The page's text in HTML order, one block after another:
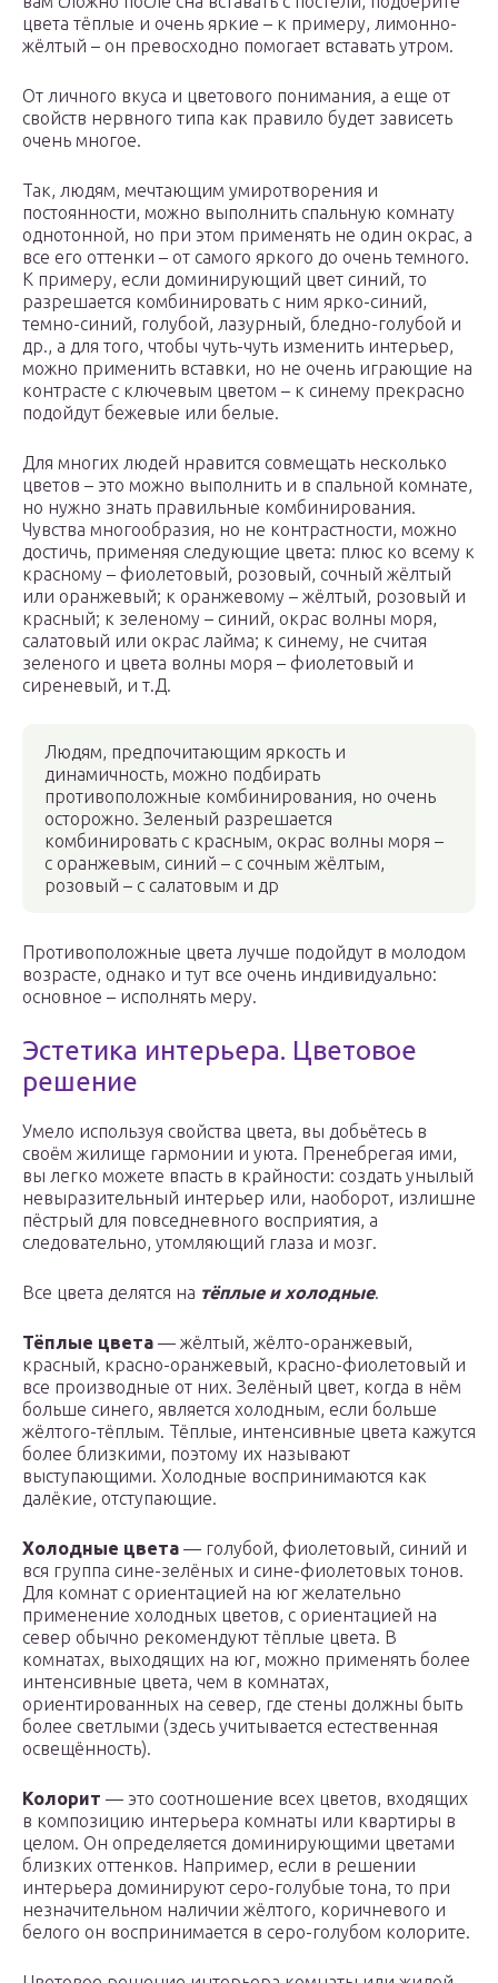
цвета тёплые и очень яркие – к примеру, лимонно-
жёлтый – он превосходно помогает вставать утром.
От личного вкуса и цветового понимания, а еще от
свойств нервного типа как правило будет зависеть
очень многое.
Так, людям, мечтающим умиротворения и
постоянности, можно выполнить спальную комнату
однотонной, но при этом применять не один окрас, а
все его оттенки – от самого яркого до очень темного.
К примеру, если доминирующий цвет синий, то
разрешается комбинировать с ним ярко-синий,
темно-синий, голубой, лазурный, бледно-голубой и
др., а для того, чтобы чуть-чуть изменить интерьер,
можно применить вставки, но не очень играющие на
контрасте с ключевым цветом – к синему прекрасно
подойдут бежевые или белые.
Для многих людей нравится совмещать несколько
цветов – это можно выполнить и в спальной комнате,
но нужно знать правильные комбинирования.
Чувства многообразия, но не контрастности, можно
достичь, применяя следующие цвета: плюс ко всему к
красному – фиолетовый, розовый, сочный жёлтый
или оранжевый; к оранжевому – жёлтый, розовый и
красный; к зеленому – синий, окрас волны моря,
салатовый или окрас лайма; к синему, не считая
зеленого и цвета волны моря – фиолетовый и
сиреневый, и т.Д.
Людям, предпочитающим яркость и
динамичность, можно подбирать
противоположные комбинирования, но очень
осторожно. Зеленый разрешается
комбинировать с красным, окрас волны моря –
с оранжевым, синий – с сочным жёлтым,
розовый – с салатовым и др
Противоположные цвета лучше подойдут в молодом
возрасте, однако и тут все очень индивидуально:
основное – исполнять меру.
Эстетика интерьера. Цветовое
решение
Умело используя свойства цвета, вы добьётесь в
своём жилище гармонии и уюта. Пренебрегая ими,
вы легко можете впасть в крайности: создать унылый
невыразительный интерьер или, наоборот, излишне
пёстрый для повседневного восприятия, а
следовательно, утомляющий глаза и мозг.
Все цвета делятся на тёплые и холодные.
Тёплые цвета — жёлтый, жёлто-оранжевый,
красный, красно-оранжевый, красно-фиолетовый и
все производные от них. Зелёный цвет, когда в нём
больше синего, является холодным, если больше
жёлтого-тёплым. Тёплые, интенсивные цвета кажутся
более близкими, поэтому их называют
выступающими. Холодные воспринимаются как
далёкие, отступающие.
Холодные цвета — голубой, фиолетовый, синий и
вся группа сине-зелёных и сине-фиолетовых тонов.
Для комнат с ориентацией на юг желательно
применение холодных цветов, с ориентацией на
север обычно рекомендуют тёплые цвета. В
комнатах, выходящих на юг, можно применять более
интенсивные цвета, чем в комнатах,
ориентированных на север, где стены должны быть
более светлыми (здесь учитывается естественная
освещённость).
Колорит — это соотношение всех цветов, входящих
в композицию интерьера комнаты или квартиры в
целом. Он определяется доминирующими цветами
близких оттенков. Например, если в решении
интерьера доминируют серо-голубые тона, то при
незначительном наличии жёлтого, коричневого и
белого он воспринимается в серо-голубом колорите.